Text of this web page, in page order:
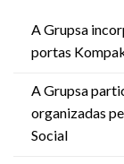
A Grupsa
portas
A Grupsa
organizadas
Social